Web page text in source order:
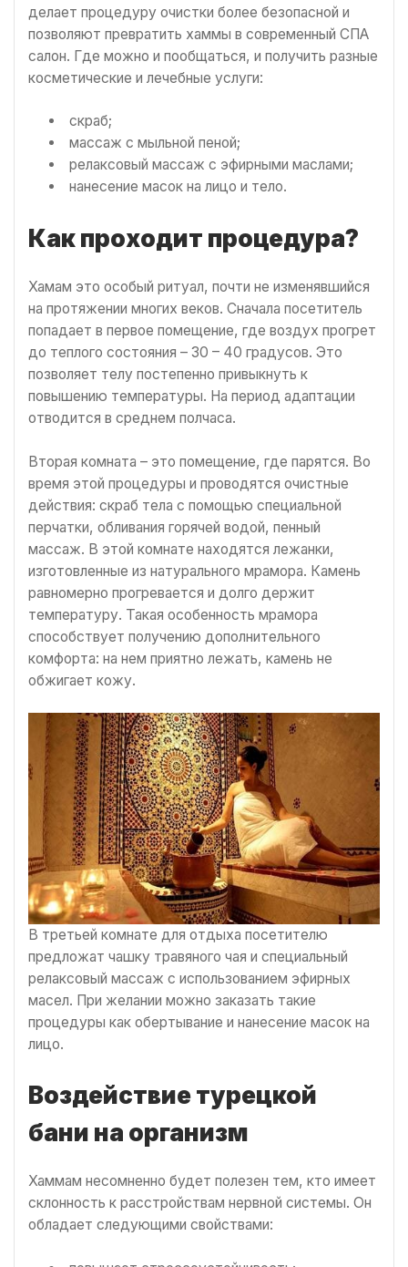
делает процедуру очистки более безопасной и
позволяют превратить хаммы в современный СПА
салон. Где можно и пообщаться, и получить разные
косметические и лечебные услуги:
скраб;
массаж с мыльной пеной;
релаксовый массаж с эфирными маслами;
нанесение масок на лицо и тело.
Как проходит процедура?
Хамам это особый ритуал, почти не изменявшийся
на протяжении многих веков. Сначала посетитель
попадает в первое помещение, где воздух прогрет
до теплого состояния – 30 – 40 градусов. Это
позволяет телу постепенно привыкнуть к
повышению температуры. На период адаптации
отводится в среднем полчаса.
Вторая комната – это помещение, где парятся. Во
время этой процедуры и проводятся очистные
действия: скраб тела с помощью специальной
перчатки, обливания горячей водой, пенный
массаж. В этой комнате находятся лежанки,
изготовленные из натурального мрамора. Камень
равномерно прогревается и долго держит
температуру. Такая особенность мрамора
способствует получению дополнительного
комфорта: на нем приятно лежать, камень не
обжигает кожу.
В третьей комнате для отдыха посетителю
предложат чашку травяного чая и специальный
релаксовый массаж с использованием эфирных
масел. При желании можно заказать такие
процедуры как обертывание и нанесение масок на
лицо.
Воздействие турецкой
бани на организм
Хаммам несомненно будет полезен тем, кто имеет
склонность к расстройствам нервной системы. Он
обладает следующими свойствами: